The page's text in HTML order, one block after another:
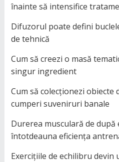
înainte să intensifice
Difuzorul poate defini
de tehnică
Cum să creezi o masă
singur ingredient
Cum să colecționezi obiecte
cumperi suveniruri banale
Durerea musculară de
întotdeauna eficiența
Exercițiile de echilibru devin